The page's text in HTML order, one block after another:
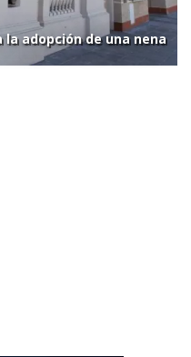
adopción de una nena